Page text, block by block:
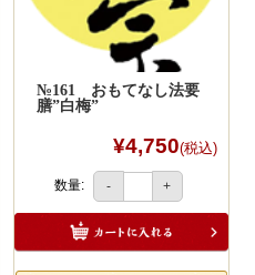
任意パスワード入れ
存できます。
（変更も可）が自動
利です。
渡しでお茶のサービ
№161 おもてなし法要
膳”白梅”
¥4,750(税込)
数量: - +